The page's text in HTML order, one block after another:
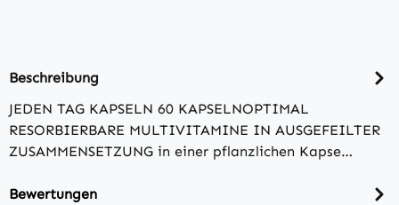
Beschreibung
JEDEN TAG KAPSELN 60 KAPSELNOPTIMAL
RESORBIERBARE MULTIVITAMINE IN AUSGEFEILTER
ZUSAMMENSETZUNG in einer pflanzlichen Kapse…
Bewertungen